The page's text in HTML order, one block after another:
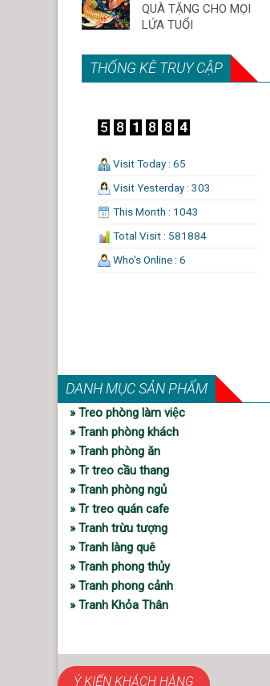
QUÀ TẶNG CHO MỌI
LỨA TUỔI
THỐNG KÊ TRUY CẬP
Visit Today : 65
Visit Yesterday : 303
This Month : 1043
Total Visit : 581884
Who's Online : 6
DANH MỤC SẢN PHẨM
» Treo phòng làm việc
» Tranh phòng khách
» Tranh phòng ăn
» Tr treo cầu thang
» Tranh phòng ngủ
» Tr treo quán cafe
» Tranh trừu tượng
» Tranh làng quê
» Tranh phong thủy
» Tranh phong cảnh
» Tranh Khỏa Thân
Ý KIẾN KHÁCH HÀNG